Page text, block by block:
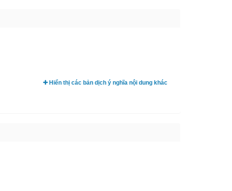
Hiển thị các bản dịch ý nghĩa nội dung khác